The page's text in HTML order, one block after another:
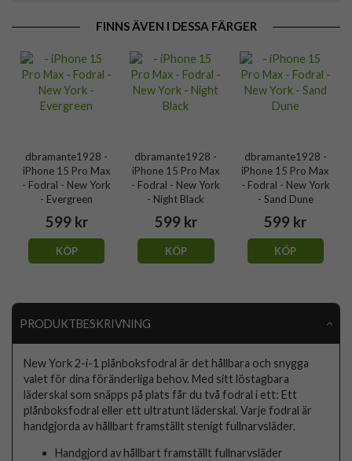
FINNS ÄVEN I DESSA FÄRGER
dbramante1928 -
iPhone 15 Pro Max
- Fodral - New York
- Evergreen
599 kr
KÖP
dbramante1928 -
iPhone 15 Pro Max
- Fodral - New York
- Night Black
599 kr
KÖP
dbramante1928 -
iPhone 15 Pro Max
- Fodral - New York
- Sand Dune
599 kr
KÖP
PRODUKTBESKRIVNING
New York 2-i-1 plånboksfodral är det hållbara och snygga
valet för dina föränderliga behov. Med sitt löstagbara
läderskal som snäpps på plats får du två fodral i ett: Ett
plånboksfodral eller ett ultratunt läderskal. Varje fodral är
handgjorda av hållbart framställt stenigt fullnarvsläder.
Handgjord av hållbart framställt fullnarvsläder